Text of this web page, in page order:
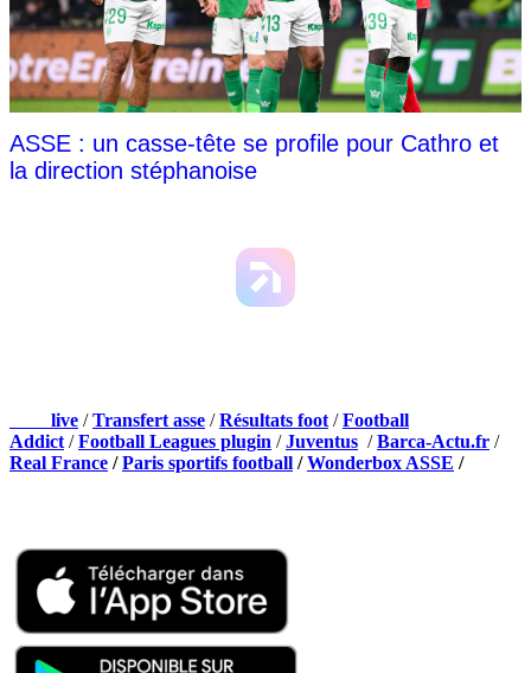
ASSE : un casse-tête se profile pour Cathro et
la direction stéphanoise
live /Transfert asse /Résultats foot /Football
Addict /Football Leagues plugin /Juventus /Barca-Actu.fr /
Real France /Paris sportifs football /Wonderbox ASSE /